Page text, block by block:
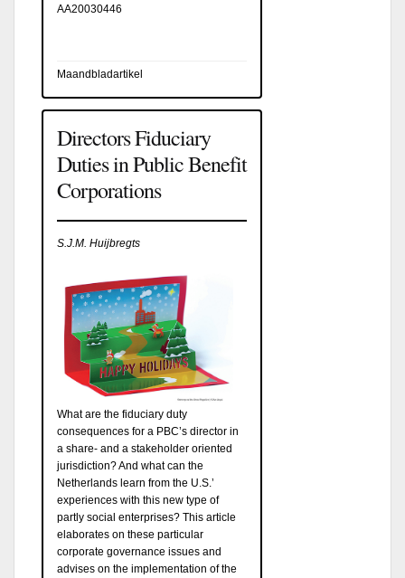
AA20030446
Maandbladartikel
Directors Fiduciary
Duties in Public Benefit
Corporations
S.J.M. Huijbregts
What are the fiduciary duty
consequences for a PBC’s director in
a share- and a stakeholder oriented
jurisdiction? And what can the
Netherlands learn from the U.S.’
experiences with this new type of
partly social enterprises? This article
elaborates on these particular
corporate governance issues and
advises on the implementation of the